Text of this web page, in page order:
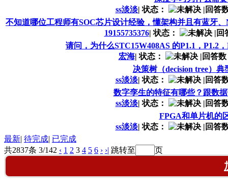
ss淡淡| 状态： | 回答
不知道哪位工程师有SOC芯片设计经验，懂架构并且有蓝牙
19155735376| 状态： | 回
请问，为什么STC15W408AS 的P1.1，P1.2
宏海| 状态： | 回答
决策树（decision tree）
ss淡淡| 状态： | 回答
数字孪生的特征有哪些？跟数
ss淡淡| 状态： | 回答
FPGA和单片机的
ss淡淡| 状态： | 回答
最新| 待完成| 已完成
共2837条 3/142 ‹ 1 2 3 4 5 6 › ›| 跳转至 页